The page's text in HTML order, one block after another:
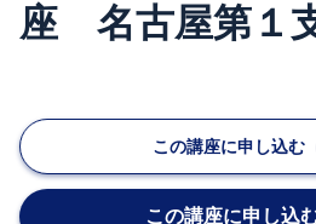
座 名古屋第１
この講座に申し込む
この講座に申し込